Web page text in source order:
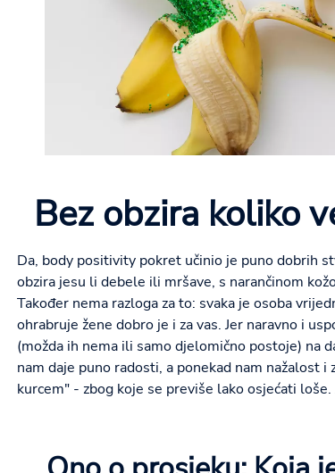
Bez obzira koliko
Da, body positivity pokret učinio je puno dobrih
obzira jesu li debele ili mršave, s narančinom
Također nema razloga za to: svaka je osoba
ohrabruje žene dobro je i za vas. Jer naravno i
(možda ih nema ili samo djelomično postoje) na
nam daje puno radosti, a ponekad nam nažalost
kurcem" - zbog koje se previše lako osjećati